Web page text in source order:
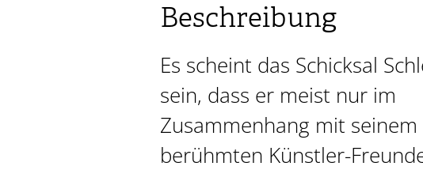
Beschreibung
Es scheint das Schicksal
sein, dass er meist nur im
Zusammenhang mit seinem
berühmten Künstler-